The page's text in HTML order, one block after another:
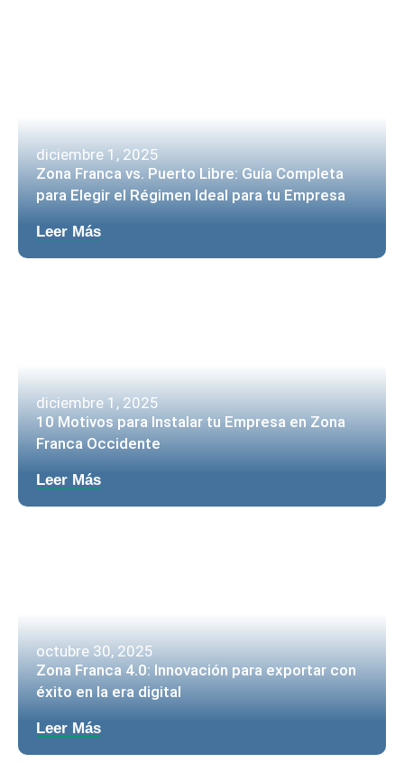
diciembre 1, 2025
Zona Franca vs. Puerto Libre: Guía Completa
para Elegir el Régimen Ideal para tu Empresa
Leer Más
diciembre 1, 2025
10 Motivos para Instalar tu Empresa en Zona
Franca Occidente
Leer Más
octubre 30, 2025
Zona Franca 4.0: Innovación para exportar con
éxito en la era digital
Leer Más